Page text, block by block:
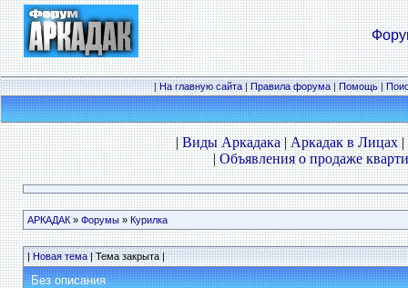
|На главную сайта|Правила форума|Помощь|
|Виды Аркадака|Аркадак в Лицах|
|Объявления о продаже
АРКАДАК» Форумы» Курилка
|Новая тема| Тема закрыта |
Без описания